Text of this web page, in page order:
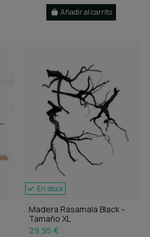
Añadir al carrito
En stock
Madera Rasamala Black -
Tamaño XL
29,95 €